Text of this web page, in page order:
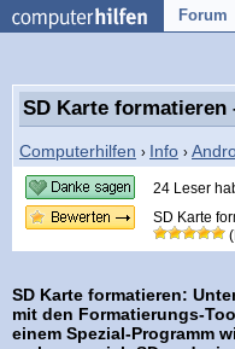
Forum
SD Karte formatieren
Computerhilfen › Info ›
24 Leser
SD Karte
SD Karte formatieren:
mit den Formatierungs-
einem Spezial-Programm